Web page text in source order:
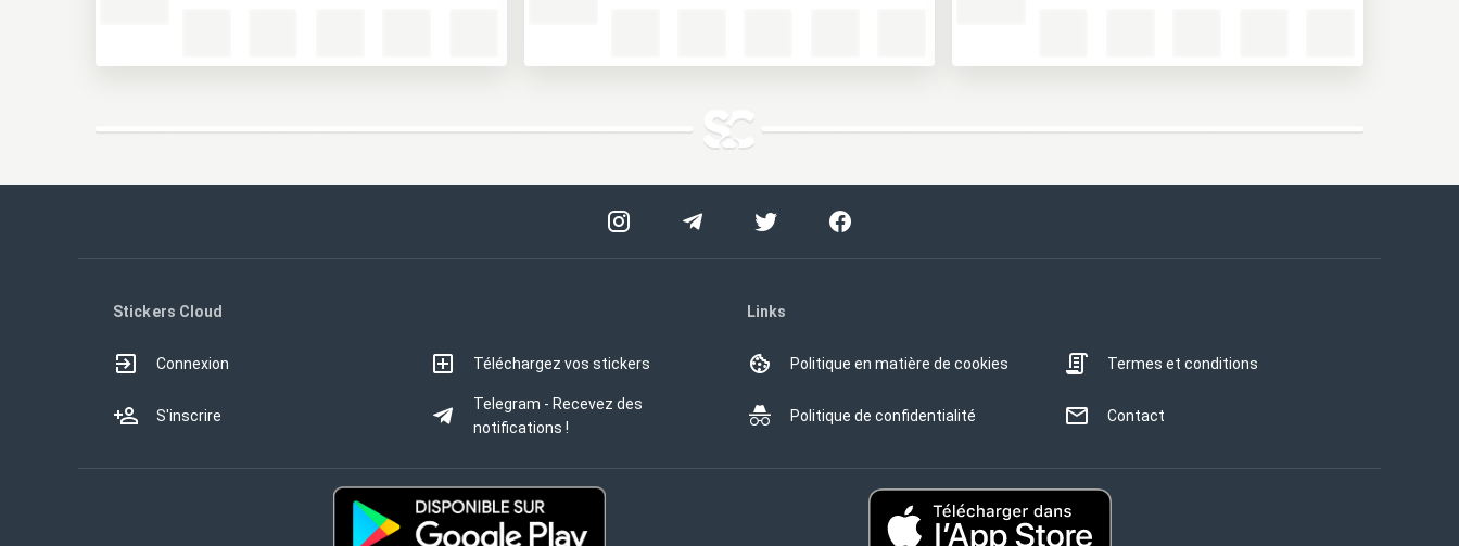
Stickers Cloud
Connexion
S'inscrire
Téléchargez vos stickers
Telegram - Recevez des
notifications !
Links
Politique en matière de cookies
Politique de confidentialité
Termes et conditions
Contact